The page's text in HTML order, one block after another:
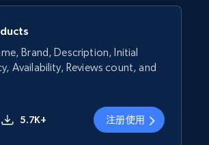
Brand, Description, Initial
Availability, Reviews count, and
5.7K+ 注册使用